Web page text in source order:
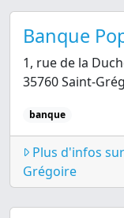
Banque
1, rue de la
35760 Saint-
banque
Plus d'infos
Grégoire